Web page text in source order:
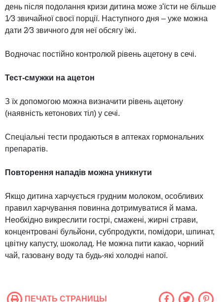
день після подолання кризи дитина може з'їсти не більше
1⁄3 звичайної своєї порції. Наступного дня – уже можна
дати 2⁄3 звичного для неї обсягу їжі.
Водночас постійно контролюй рівень ацетону в сечі.
Тест-смужки на ацетон
З їх допомогою можна визначити рівень ацетону
(наявність кетонових тіл) у сечі.
Спеціальні тести продаються в аптеках гормональних
препаратів.
Повторення нападів можна уникнути
Якщо дитина харчується грудним молоком, особливих
правил харчування повинна дотримуватися й мама.
Необхідно викреслити гострі, смажені, жирні страви,
концентровані бульйони, субпродукти, помідори, шпинат,
цвітну капусту, шоколад. Не можна пити какао, чорний
чай, газовану воду та будь-які холодні напої.
ПЕЧАТЬ СТРАНИЦЫ